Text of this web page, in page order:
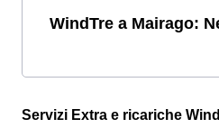
WindTre a Mairago:
Servizi Extra e ricariche